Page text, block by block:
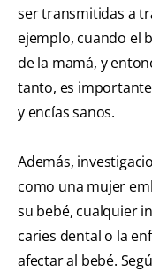
ser transmitidas a
ejemplo, cuando el
de la mamá, y
tanto, es
y encías sanos.
Además,
como una mujer
su bebé, cualquier
caries dental o la
afectar al bebé.